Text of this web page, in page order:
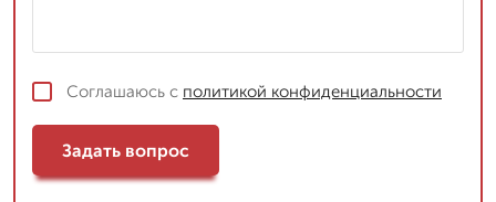
Соглашаюсь с политикой конфиденциальности
Задать вопрос